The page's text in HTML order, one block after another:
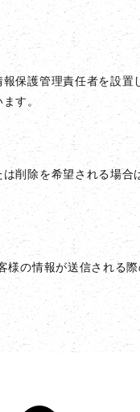
保護管理責任者を設
す。
削除を希望される場
の情報が送信される際